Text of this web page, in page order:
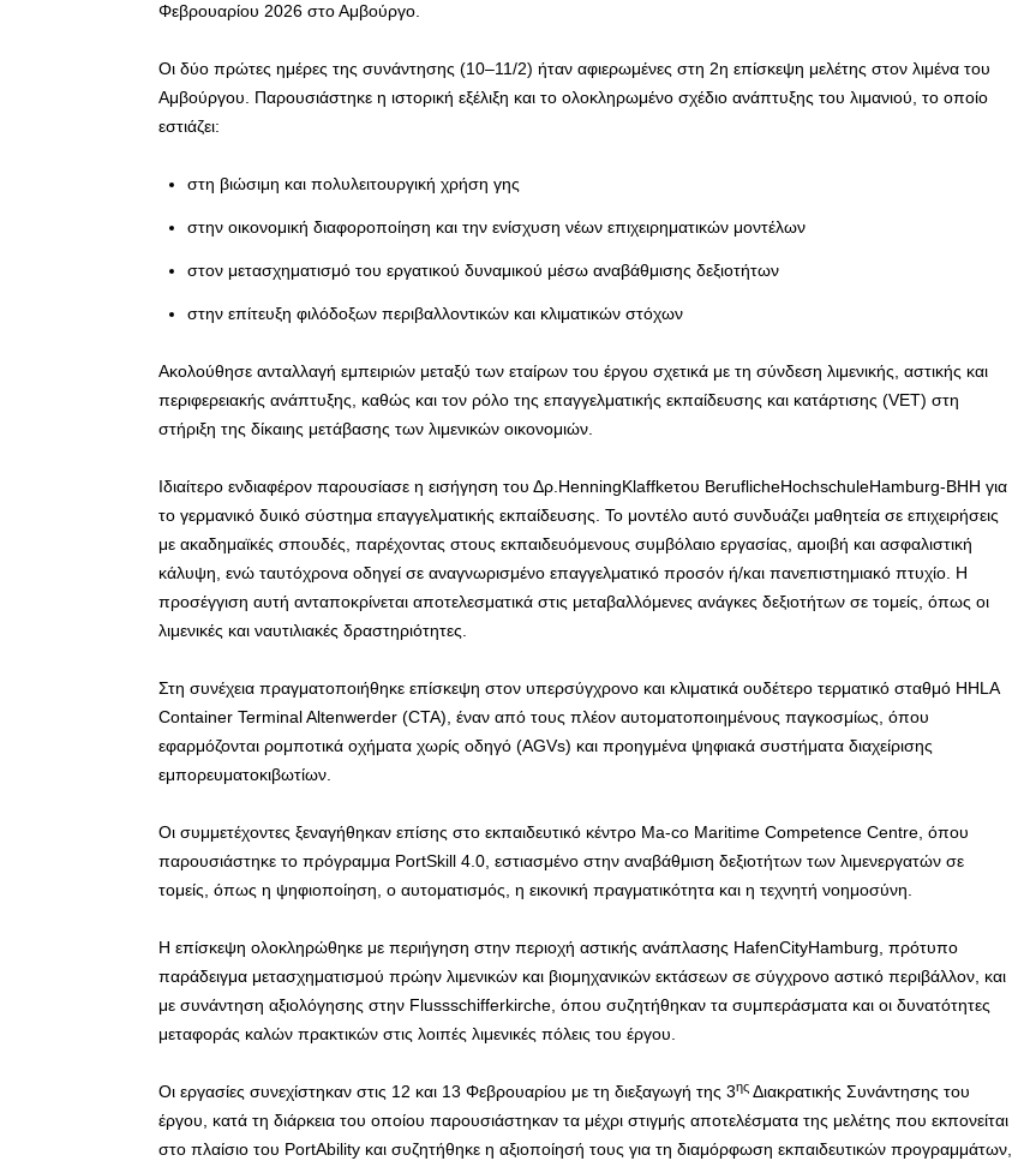
Φεβρουαρίου 2026 στο Αμβούργο.
Οι δύο πρώτες ημέρες της συνάντησης (10–11/2) ήταν αφιερωμένες στη 2η επίσκεψη μελέτης στον λιμένα του
Αμβούργου. Παρουσιάστηκε η ιστορική εξέλιξη και το ολοκληρωμένο σχέδιο ανάπτυξης του λιμανιού, το οποίο
εστιάζει:
στη βιώσιμη και πολυλειτουργική χρήση γης
στην οικονομική διαφοροποίηση και την ενίσχυση νέων επιχειρηματικών μοντέλων
στον μετασχηματισμό του εργατικού δυναμικού μέσω αναβάθμισης δεξιοτήτων
στην επίτευξη φιλόδοξων περιβαλλοντικών και κλιματικών στόχων
Ακολούθησε ανταλλαγή εμπειριών μεταξύ των εταίρων του έργου σχετικά με τη σύνδεση λιμενικής, αστικής και
περιφερειακής ανάπτυξης, καθώς και τον ρόλο της επαγγελματικής εκπαίδευσης και κατάρτισης (VET) στη
στήριξη της δίκαιης μετάβασης των λιμενικών οικονομιών.
Ιδιαίτερο ενδιαφέρον παρουσίασε η εισήγηση του Δρ.HenningKlaffkeτου BeruflicheHochschuleHamburg-ΒΗΗ για
το γερμανικό δυικό σύστημα επαγγελματικής εκπαίδευσης. Το μοντέλο αυτό συνδυάζει μαθητεία σε επιχειρήσεις
με ακαδημαϊκές σπουδές, παρέχοντας στους εκπαιδευόμενους συμβόλαιο εργασίας, αμοιβή και ασφαλιστική
κάλυψη, ενώ ταυτόχρονα οδηγεί σε αναγνωρισμένο επαγγελματικό προσόν ή/και πανεπιστημιακό πτυχίο. Η
προσέγγιση αυτή ανταποκρίνεται αποτελεσματικά στις μεταβαλλόμενες ανάγκες δεξιοτήτων σε τομείς, όπως οι
λιμενικές και ναυτιλιακές δραστηριότητες.
Στη συνέχεια πραγματοποιήθηκε επίσκεψη στον υπερσύγχρονο και κλιματικά ουδέτερο τερματικό σταθμό HHLA
Container Terminal Altenwerder (CTA), έναν από τους πλέον αυτοματοποιημένους παγκοσμίως, όπου
εφαρμόζονται ρομποτικά οχήματα χωρίς οδηγό (AGVs) και προηγμένα ψηφιακά συστήματα διαχείρισης
εμπορευματοκιβωτίων.
Οι συμμετέχοντες ξεναγήθηκαν επίσης στο εκπαιδευτικό κέντρο Ma-co Maritime Competence Centre, όπου
παρουσιάστηκε το πρόγραμμα PortSkill 4.0, εστιασμένο στην αναβάθμιση δεξιοτήτων των λιμενεργατών σε
τομείς, όπως η ψηφιοποίηση, ο αυτοματισμός, η εικονική πραγματικότητα και η τεχνητή νοημοσύνη.
Η επίσκεψη ολοκληρώθηκε με περιήγηση στην περιοχή αστικής ανάπλασης HafenCityHamburg, πρότυπο
παράδειγμα μετασχηματισμού πρώην λιμενικών και βιομηχανικών εκτάσεων σε σύγχρονο αστικό περιβάλλον, και
με συνάντηση αξιολόγησης στην Flussschifferkirche, όπου συζητήθηκαν τα συμπεράσματα και οι δυνατότητες
μεταφοράς καλών πρακτικών στις λοιπές λιμενικές πόλεις του έργου.
Οι εργασίες συνεχίστηκαν στις 12 και 13 Φεβρουαρίου με τη διεξαγωγή της 3ης Διακρατικής Συνάντησης του
έργου, κατά τη διάρκεια του οποίου παρουσιάστηκαν τα μέχρι στιγμής αποτελέσματα της μελέτης που εκπονείται
στο πλαίσιο του PortAbility και συζητήθηκε η αξιοποίησή τους για τη διαμόρφωση εκπαιδευτικών προγραμμάτων,